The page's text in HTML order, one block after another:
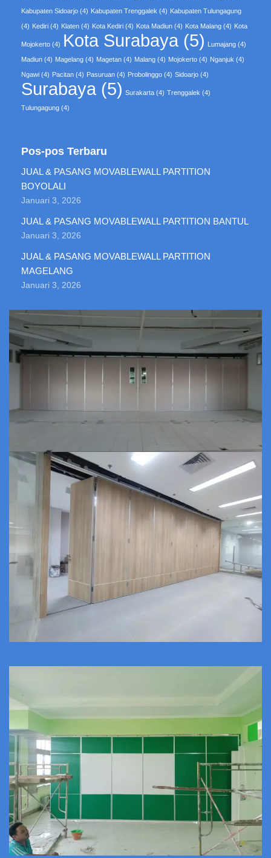
Kabupaten Sidoarjo (4) Kabupaten Trenggalek (4) Kabupaten Tulungagung
(4) Kediri (4) Klaten (4) Kota Kediri (4) Kota Madiun (4) Kota Malang (4) Kota
Mojokerto (4) Kota Surabaya (5) Lumajang (4)
Madiun (4) Magelang (4) Magetan (4) Malang (4) Mojokerto (4) Nganjuk (4)
Ngawi (4) Pacitan (4) Pasuruan (4) Probolinggo (4) Sidoarjo (4)
Surabaya (5) Surakarta (4) Trenggalek (4)
Tulungagung (4)
Pos-pos Terbaru
JUAL & PASANG MOVABLEWALL PARTITION
BOYOLALI
Januari 3, 2026
JUAL & PASANG MOVABLEWALL PARTITION BANTUL
Januari 3, 2026
JUAL & PASANG MOVABLEWALL PARTITION
MAGELANG
Januari 3, 2026